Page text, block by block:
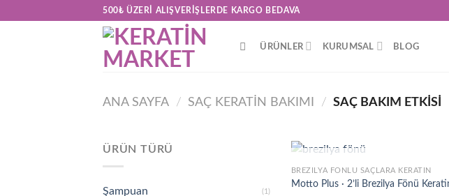
500₺ ÜZERI ALIŞVERIŞLERDE KARGO BEDAVA
ÜRÜNLER KURUMSAL BLOG
ANA SAYFA / SAÇ KERATİN BAKIMI / SAÇ BAKIM ETKISI
ÜRÜN TÜRÜ
Şampuan (1)
Add to
STOKTA YOK
BREZILYA FÖNLÜ SAÇLARA KERATIN
Motto Plus · 2’li Brezilya Fönü